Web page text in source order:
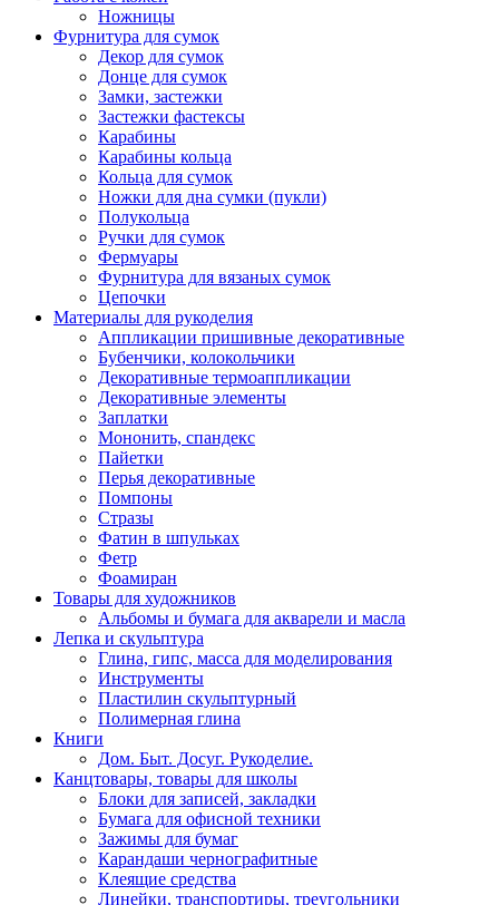
Ножницы
Фурнитура для сумок
Декор для сумок
Донце для сумок
Замки, застежки
Застежки фастексы
Карабины
Карабины кольца
Кольца для сумок
Ножки для дна сумки (пукли)
Полукольца
Ручки для сумок
Фермуары
Фурнитура для вязаных сумок
Цепочки
Материалы для рукоделия
Аппликации пришивные декоративные
Бубенчики, колокольчики
Декоративные термоаппликации
Декоративные элементы
Заплатки
Мононить, спандекс
Пайетки
Перья декоративные
Помпоны
Стразы
Фатин в шпульках
Фетр
Фоамиран
Товары для художников
Альбомы и бумага для акварели и масла
Лепка и скульптура
Глина, гипс, масса для моделирования
Инструменты
Пластилин скульптурный
Полимерная глина
Книги
Дом. Быт. Досуг. Рукоделие.
Канцтовары, товары для школы
Блоки для записей, закладки
Бумага для офисной техники
Зажимы для бумаг
Карандаши чернографитные
Клеящие средства
Линейки, транспортиры, треугольники